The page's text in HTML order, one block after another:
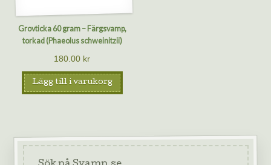
Grovticka 60 gram – Färgsvamp,
torkad (Phaeolus schweinitzii)
180.00 kr
Lägg till i varukorg